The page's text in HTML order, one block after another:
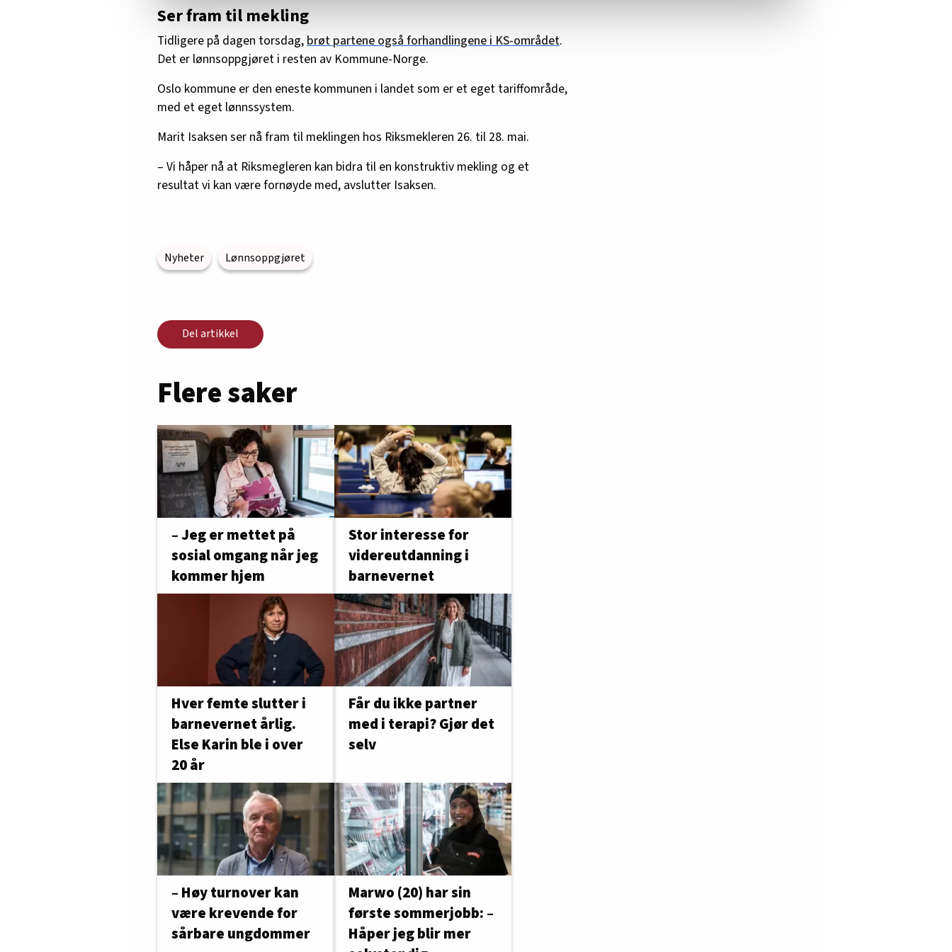
Ser fram til mekling
Tidligere på dagen torsdag, brøt partene også forhandlingene i KS-området.
Det er lønnsoppgjøret i resten av Kommune-Norge.
Oslo kommune er den eneste kommunen i landet som er et eget tariffområde,
med et eget lønnssystem.
Marit Isaksen ser nå fram til meklingen hos Riksmekleren 26. til 28. mai.
– Vi håper nå at Riksmegleren kan bidra til en konstruktiv mekling og et
resultat vi kan være fornøyde med, avslutter Isaksen.
Nyheter Lønnsoppgjøret
Del artikkel
Flere saker
– Jeg er mettet på
sosial omgang når jeg
kommer hjem
Stor interesse for
videreutdanning i
barnevernet
Hver femte slutter i
barnevernet årlig.
Else Karin ble i over
20 år
Får du ikke partner
med i terapi? Gjør det
selv
– Høy turnover kan
være krevende for
sårbare ungdommer
Marwo (20) har sin
første sommerjobb: –
Håper jeg blir mer